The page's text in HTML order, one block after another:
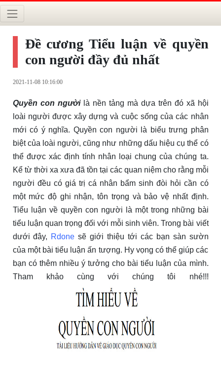
Đề cương Tiểu luận về quyền
con người đầy đủ nhất
2021-11-08 10:16:00
Quyền con ngườilà nền tảng mà dựa trên đó xã hội
loài người được xây dựng và cuộc sống của các nhân
mới có ý nghĩa. Quyền con người là biểu trưng phân
biệt của loài người, cũng như những dấu hiệu cụ thể có
thể được xác định tính nhân loại chung của chúng ta.
Kể từ thời xa xưa đã tồn tại các quan niệm cho rằng mỗi
người đều có giá trị cá nhân bẩm sinh đòi hỏi cần có
một mức độ ghi nhận, tôn trọng và bảo vệ nhất định.
Tiểu luận về quyền con người là một trong những bài
tiểu luận quan trọng đối với mỗi sinh viên. Trong bài viết
dưới đây, Rdone sẽ giới thiệu tới các bạn sàn sườn
của một bài tiểu luận ấn tượng. Hy vọng có thể giúp các
bạn có thêm nhiều ý tưởng cho bài tiểu luận của mình.
Tham khảo cùng với chúng tôi nhé!!!